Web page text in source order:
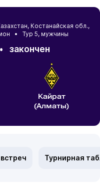
, Костанайская обл.,
• Тур 5, мужчины
закончен
Кайрат
(Алматы)
Турнирная